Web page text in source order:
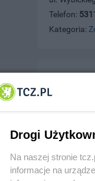
Telefon:
Kategoria:
ul. Krótka 8/
Drogi
Na naszej stronie
informacje na